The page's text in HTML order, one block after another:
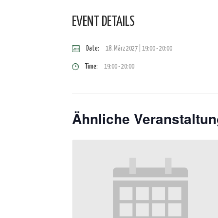
EVENT DETAILS
Date: 18. März 2027 | 19:00-20:00
Time: 19:00 - 20:00
Ähnliche